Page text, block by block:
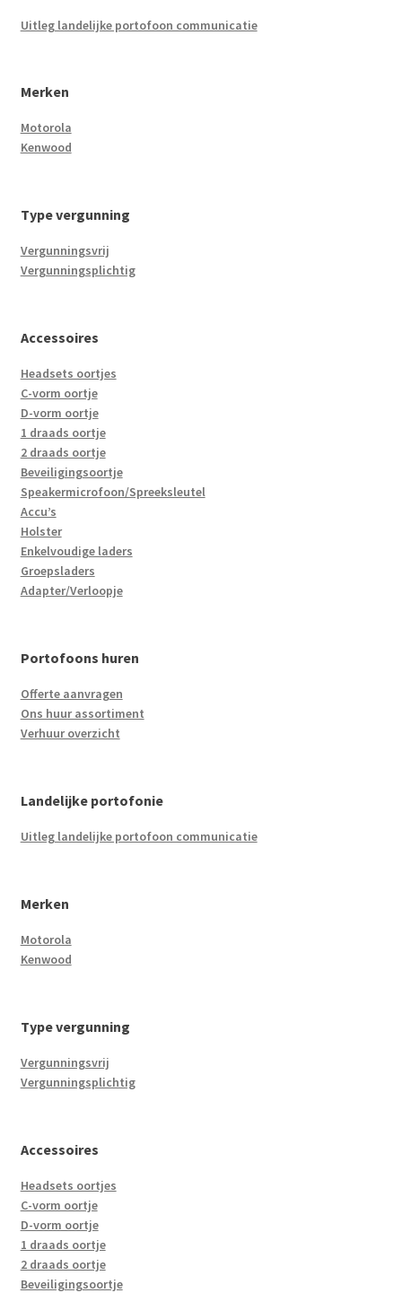
Uitleg landelijke portofoon communicatie
Merken
Motorola
Kenwood
Type vergunning
Vergunningsvrij
Vergunningsplichtig
Accessoires
Headsets oortjes
C-vorm oortje
D-vorm oortje
1 draads oortje
2 draads oortje
Beveiligingsoortje
Speakermicrofoon/Spreeksleutel
Accu’s
Holster
Enkelvoudige laders
Groepsladers
Adapter/Verloopje
Portofoons huren
Offerte aanvragen
Ons huur assortiment
Verhuur overzicht
Landelijke portofonie
Uitleg landelijke portofoon communicatie
Merken
Motorola
Kenwood
Type vergunning
Vergunningsvrij
Vergunningsplichtig
Accessoires
Headsets oortjes
C-vorm oortje
D-vorm oortje
1 draads oortje
2 draads oortje
Beveiligingsoortje